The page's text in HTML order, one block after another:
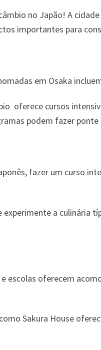
no Japão! A
importantes para
em Osaka
oferece cursos
podem fazer
fazer um curso
experimente a culinária
escolas oferecem
Sakura House